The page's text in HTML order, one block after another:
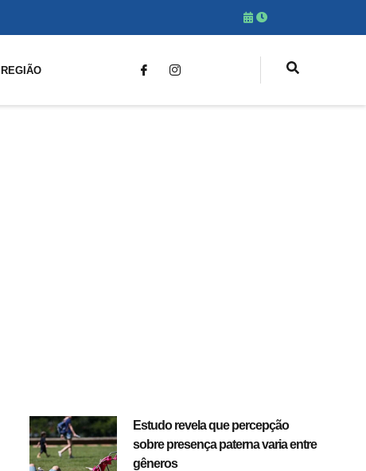
REGIÃO
Estudo revela que percepção
sobre presença paterna varia entre
gêneros